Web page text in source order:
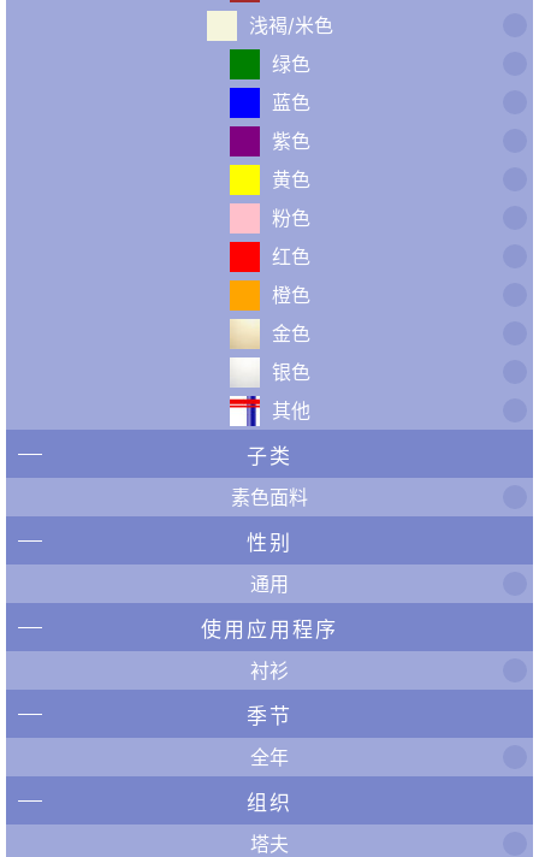
浅褐/米色
绿色
蓝色
紫色
黄色
粉色
红色
橙色
金色
银色
其他
子类
素色面料
性别
通用
使用应用程序
衬衫
季节
全年
组织
塔夫